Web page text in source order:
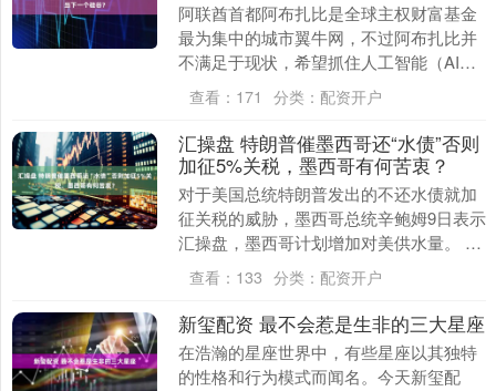
阿联酋首都阿布扎比是全球主权财富基金
最为集中的城市翼牛网，不过阿布扎比并
不满足于现状，希望抓住人工智能（AI）
的机遇，打造“资本+技术”的新枢纽。 本届
阿布扎比....
查看： 171 分类： 配资开户
汇操盘 特朗普催墨西哥还“水债”否则
加征5%关税，墨西哥有何苦衷？
对于美国总统特朗普发出的不还水债就加
征关税的威胁，墨西哥总统辛鲍姆9日表示
汇操盘，墨西哥计划增加对美供水量。 据
新华社报道，美国总统特朗普8日在社交媒
体发帖称，....
查看： 133 分类： 配资开户
新玺配资 最不会惹是生非的三大星座
在浩瀚的星座世界中，有些星座以其独特
的性格和行为模式而闻名。今天新玺配